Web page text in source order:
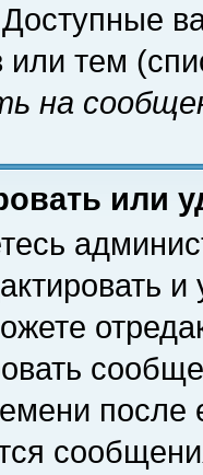
или тем
на
или
и